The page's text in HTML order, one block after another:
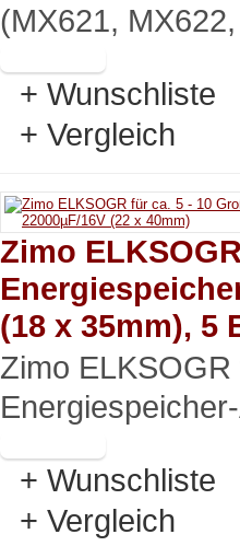
(MX621,
+ Wunschliste
+ Vergleich
Zimo
(18 x 35mm), 5
Zimo
+ Wunschliste
+ Vergleich